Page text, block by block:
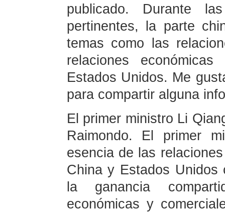
publicado. Durante
pertinentes, la parte
temas como las
relaciones
Estados Unidos. Me
para compartir alguna
El primer ministro Li
Raimondo. El primer
esencia de las
China y Estados
la ganancia
económicas y